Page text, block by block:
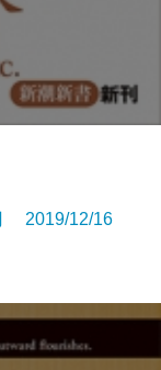
2019/12/16